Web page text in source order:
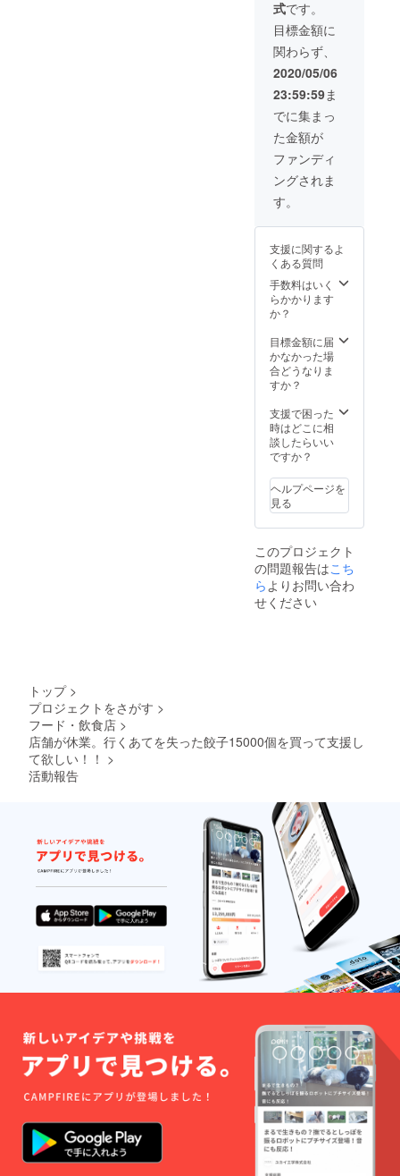
式です。
目標金額に
関わらず、
2020/05/06
23:59:59ま
でに集まっ
た金額が
ファンディ
ングされま
す。
支援に関するよ
くある質問
手数料はいく
らかかります
か？
目標金額に届
かなかった場
合どうなりま
すか？
支援で困った
時はどこに相
談したらいい
ですか？
ヘルプページを
見る
このプロジェクト
の問題報告はこち
ら よりお問い合わ
せください
トップ >
プロジェクトをさがす >
フード・飲食店 >
店舗が休業。行くあてを失った餃子15000個を買って支援し
て欲しい！！ >
活動報告